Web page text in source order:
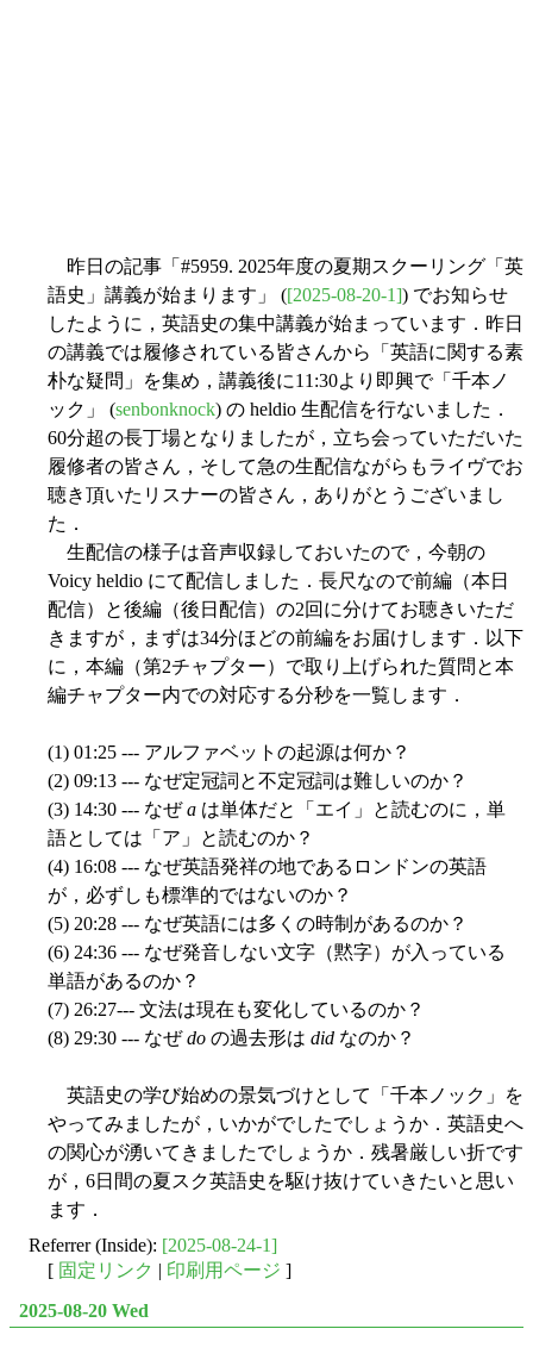
昨日の記事「#5959. 2025年度の夏期スクーリング「英
語史」講義が始まります」 ([2025-08-20-1]) でお知らせ
したように，英語史の集中講義が始まっています．昨日
の講義では履修されている皆さんから「英語に関する素
朴な疑問」を集め，講義後に11:30より即興で「千本ノ
ック」 (senbonknock) の heldio 生配信を行ないました．
60分超の長丁場となりましたが，立ち会っていただいた
履修者の皆さん，そして急の生配信ながらもライヴでお
聴き頂いたリスナーの皆さん，ありがとうございまし
た．
生配信の様子は音声収録しておいたので，今朝の
Voicy heldio にて配信しました．長尺なので前編（本日
配信）と後編（後日配信）の2回に分けてお聴きいただ
きますが，まずは34分ほどの前編をお届けします．以下
に，本編（第2チャプター）で取り上げられた質問と本
編チャプター内での対応する分秒を一覧します．
(1) 01:25 --- アルファベットの起源は何か？
(2) 09:13 --- なぜ定冠詞と不定冠詞は難しいのか？
(3) 14:30 --- なぜa は単体だと「エイ」と読むのに，単
語としては「ア」と読むのか？
(4) 16:08 --- なぜ英語発祥の地であるロンドンの英語
が，必ずしも標準的ではないのか？
(5) 20:28 --- なぜ英語には多くの時制があるのか？
(6) 24:36 --- なぜ発音しない文字（黙字）が入っている
単語があるのか？
(7) 26:27--- 文法は現在も変化しているのか？
(8) 29:30 --- なぜdo の過去形は did なのか？
英語史の学び始めの景気づけとして「千本ノック」を
やってみましたが，いかがでしたでしょうか．英語史へ
の関心が湧いてきましたでしょうか．残暑厳しい折です
が，6日間の夏スク英語史を駆け抜けていきたいと思い
ます．
Referrer (Inside): [2025-08-24-1]
[ 固定リンク | 印刷用ページ ]
2025-08-20 Wed